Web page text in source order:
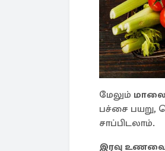
மேலும் மாலை
பச்சை
சாப்பிடலாம்.
இரவு உணவை